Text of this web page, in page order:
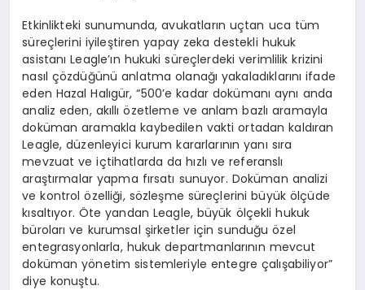
Etkinlikteki sunumunda, avukatların uçtan uca tüm
süreçlerini iyileştiren yapay zeka destekli hukuk
asistanı Leagle’ın hukuki süreçlerdeki verimlilik krizini
nasıl çözdüğünü anlatma olanağı yakaladıklarını ifade
eden Hazal Halıgür, “500’e kadar dokümanı aynı anda
analiz eden, akıllı özetleme ve anlam bazlı aramayla
doküman aramakla kaybedilen vakti ortadan kaldıran
Leagle, düzenleyici kurum kararlarının yanı sıra
mevzuat ve içtihatlarda da hızlı ve referanslı
araştırmalar yapma fırsatı sunuyor. Doküman analizi
ve kontrol özelliği, sözleşme süreçlerini büyük ölçüde
kısaltıyor. Öte yandan Leagle, büyük ölçekli hukuk
büroları ve kurumsal şirketler için sunduğu özel
entegrasyonlarla, hukuk departmanlarının mevcut
doküman yönetim sistemleriyle entegre çalışabiliyor”
diye konuştu.